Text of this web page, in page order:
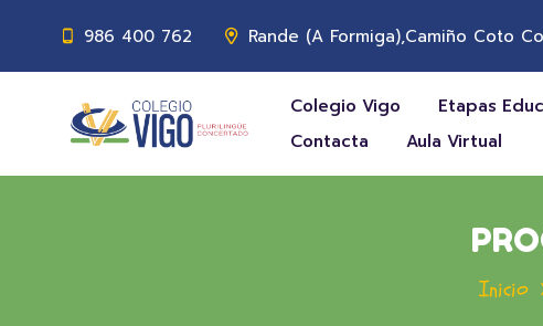
986 400 762 Rande (A Formiga),Camiño Coto
Colegio Vigo Etapas
Contacta
Aula Virtual
Inicio